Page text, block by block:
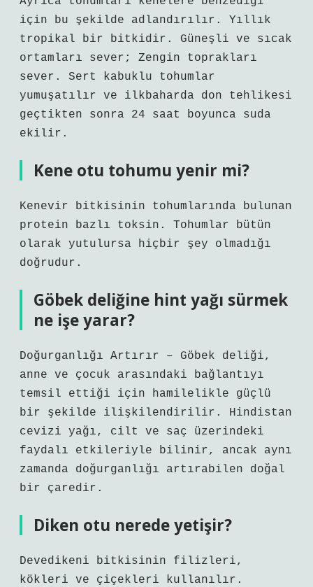
için bu şekilde adlandırılır. Yıllık
tropikal bir bitkidir. Güneşli ve sıcak
ortamları sever; Zengin toprakları
sever. Sert kabuklu tohumlar
yumuşatılır ve ilkbaharda don tehlikesi
geçtikten sonra 24 saat boyunca suda
ekilir.
Kene otu tohumu yenir mi?
Kenevir bitkisinin tohumlarında bulunan
protein bazlı toksin. Tohumlar bütün
olarak yutulursa hiçbir şey olmadığı
doğrudur.
Göbek deliğine hint yağı sürmek
ne işe yarar?
Doğurganlığı Artırır – Göbek deliği,
anne ve çocuk arasındaki bağlantıyı
temsil ettiği için hamilelikle güçlü
bir şekilde ilişkilendirilir. Hindistan
cevizi yağı, cilt ve saç üzerindeki
faydalı etkileriyle bilinir, ancak aynı
zamanda doğurganlığı artırabilen doğal
bir çaredir.
Diken otu nerede yetişir?
Devedikeni bitkisinin filizleri,
kökleri ve çiçekleri kullanılır.